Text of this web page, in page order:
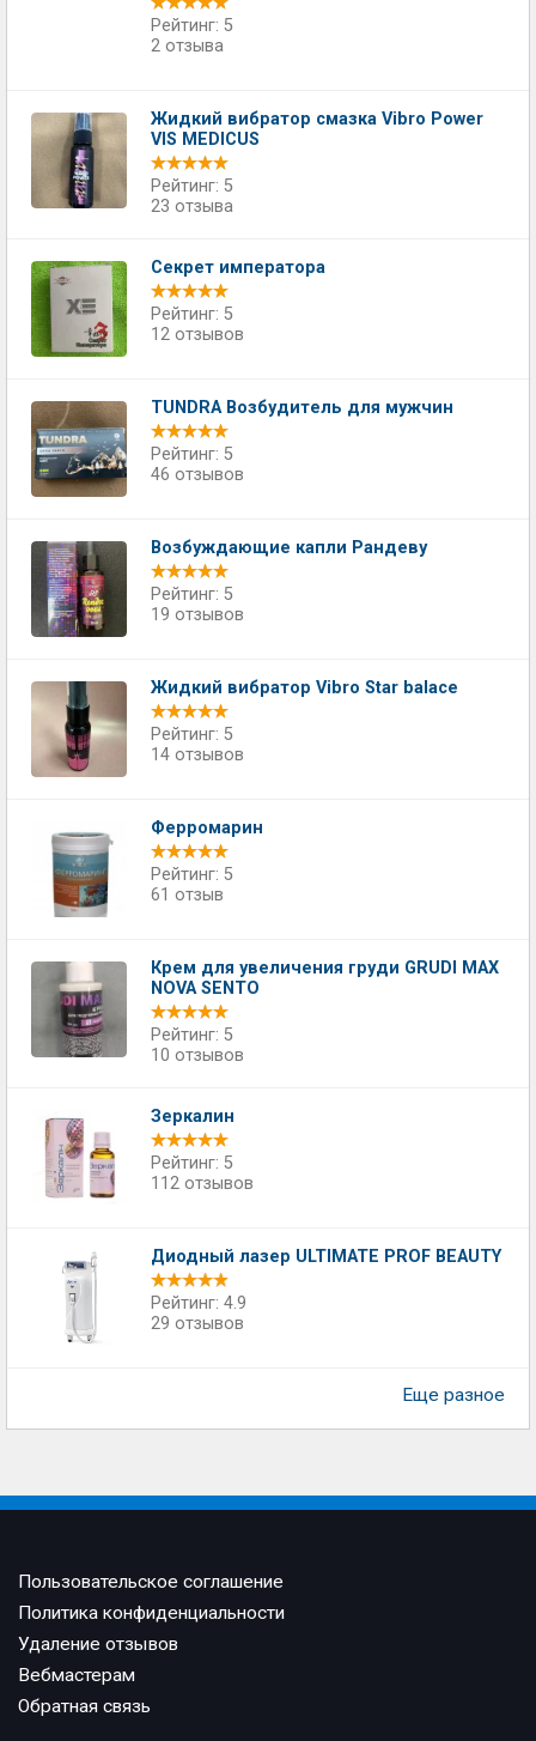
Рейтинг: 5
2 отзыва
Жидкий вибратор смазка Vibro Power
VIS MEDICUS
Рейтинг: 5
23 отзыва
Секрет императора
Рейтинг: 5
12 отзывов
TUNDRA Возбудитель для мужчин
Рейтинг: 5
46 отзывов
Возбуждающие капли Рандеву
Рейтинг: 5
19 отзывов
Жидкий вибратор Vibro Star balace
Рейтинг: 5
14 отзывов
Ферромарин
Рейтинг: 5
61 отзыв
Крем для увеличения груди GRUDI MAX
NOVA SENTO
Рейтинг: 5
10 отзывов
Зеркалин
Рейтинг: 5
112 отзывов
Диодный лазер ULTIMATE PROF BEAUTY
Рейтинг: 4.9
29 отзывов
Еще разное
Пользовательское соглашение
Политика конфиденциальности
Удаление отзывов
Вебмастерам
Обратная связь